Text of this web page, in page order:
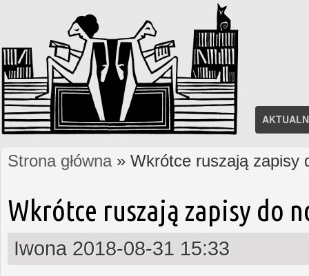
Jesteś tutaj
Strona główna» Wkrótce ruszają zapisy
Wkrótce ruszają zapisy do
Iwona 2018-08-31 15:33